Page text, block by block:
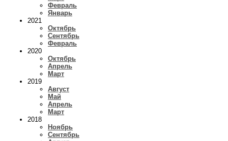
Февраль
Январь
2021
Октябрь
Сентябрь
Февраль
2020
Октябрь
Апрель
Март
2019
Август
Май
Апрель
Март
2018
Ноябрь
Сентябрь